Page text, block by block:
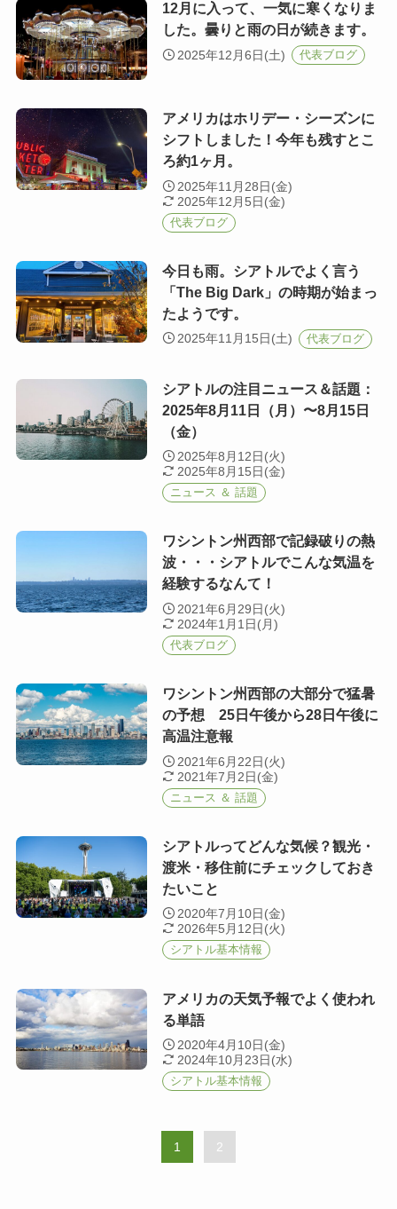
12月に入って、一気に寒くなりま
した。曇りと雨の日が続きます。
2025年12月6日(土) 代表ブログ
アメリカはホリデー・シーズンに
シフトしました！今年も残すとこ
ろ約1ヶ月。
2025年11月28日(金)
2025年12月5日(金)
代表ブログ
今日も雨。シアトルでよく言う
「The Big Dark」の時期が始まっ
たようです。
2025年11月15日(土) 代表ブログ
シアトルの注目ニュース＆話題：
2025年8月11日（月）〜8月15日
（金）
2025年8月12日(火)
2025年8月15日(金)
ニュース ＆ 話題
ワシントン州西部で記録破りの熱
波・・・シアトルでこんな気温を
経験するなんて！
2021年6月29日(火)
2024年1月1日(月)
代表ブログ
ワシントン州西部の大部分で猛暑
の予想 25日午後から28日午後に
高温注意報
2021年6月22日(火)
2021年7月2日(金)
ニュース ＆ 話題
シアトルってどんな気候？観光・
渡米・移住前にチェックしておき
たいこと
2020年7月10日(金)
2026年5月12日(火)
シアトル基本情報
アメリカの天気予報でよく使われ
る単語
2020年4月10日(金)
2024年10月23日(水)
シアトル基本情報
1 2